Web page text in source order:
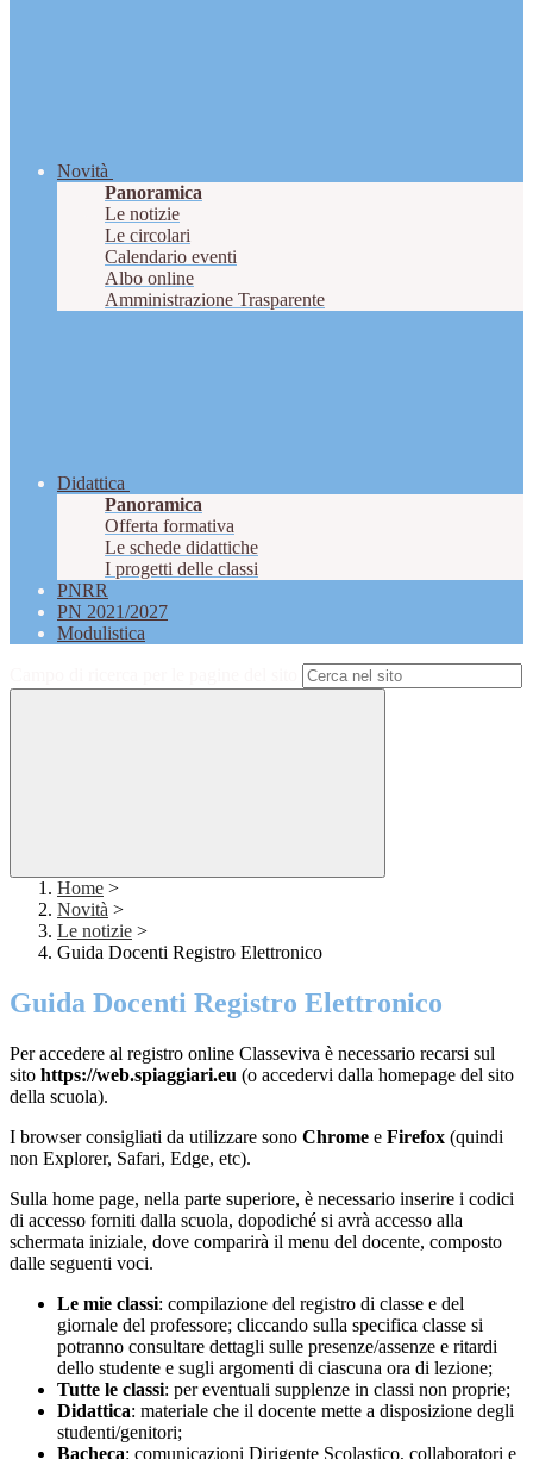
Novità
Panoramica
Le notizie
Le circolari
Calendario eventi
Albo online
Amministrazione Trasparente
Didattica
Panoramica
Offerta formativa
Le schede didattiche
I progetti delle classi
PNRR
PN 2021/2027
Modulistica
Home >
Novità >
Le notizie >
Guida Docenti Registro Elettronico
Guida Docenti Registro Elettronico
Per accedere al registro online Classeviva è necessario recarsi sul
sito https://web.spiaggiari.eu (o accedervi dalla homepage del sito
della scuola).
I browser consigliati da utilizzare sono Chrome e Firefox (quindi
non Explorer, Safari, Edge, etc).
Sulla home page, nella parte superiore, è necessario inserire i codici
di accesso forniti dalla scuola, dopodiché si avrà accesso alla
schermata iniziale, dove comparirà il menu del docente, composto
dalle seguenti voci.
Le mie classi: compilazione del registro di classe e del
giornale del professore; cliccando sulla specifica classe si
potranno consultare dettagli sulle presenze/assenze e ritardi
dello studente e sugli argomenti di ciascuna ora di lezione;
Tutte le classi: per eventuali supplenze in classi non proprie;
Didattica: materiale che il docente mette a disposizione degli
studenti/genitori;
Bacheca: comunicazioni Dirigente Scolastico, collaboratori e